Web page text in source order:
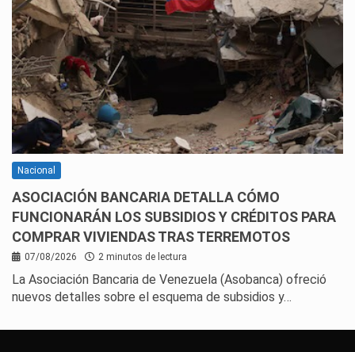
Nacional
ASOCIACIÓN BANCARIA DETALLA CÓMO
FUNCIONARÁN LOS SUBSIDIOS Y CRÉDITOS PARA
COMPRAR VIVIENDAS TRAS TERREMOTOS
07/08/2026 2 minutos de lectura
La Asociación Bancaria de Venezuela (Asobanca) ofreció
nuevos detalles sobre el esquema de subsidios y…